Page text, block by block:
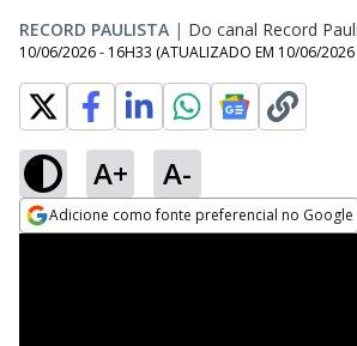
RECORD PAULISTA | Do canal Record
10/06/2026 - 16H33 (ATUALIZADO EM 10/06/
A+ A-
Adicione como fonte preferencial no Google